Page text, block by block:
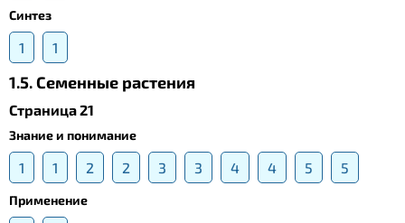
Синтез
1 1
1.5. Cеменные растения
Страница 21
Знание и понимание
1 1 2 2 3 3 4 4 5 5
Применение